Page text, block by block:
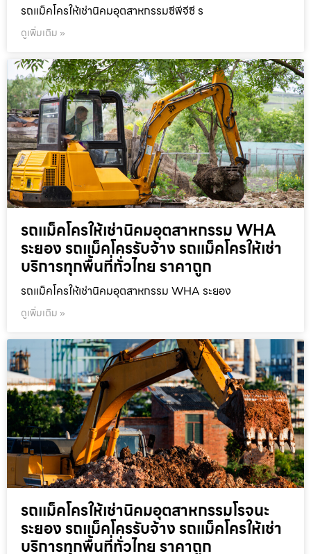
รถแม็คโครให้เช่านิคมอุตสาหกรรมซีพีจีซี ร
ดูเพิ่มเติม »
รถแม็คโครให้เช่านิคมอุตสาหกรรม WHA
ระยอง รถแม็คโครรับจ้าง รถแม็คโครให้เช่า
บริการทุกพื้นที่ทั่วไทย ราคาถูก
รถแม็คโครให้เช่านิคมอุตสาหกรรม WHA ระยอง
ดูเพิ่มเติม »
รถแม็คโครให้เช่านิคมอุตสาหกรรมโรจนะ
ระยอง รถแม็คโครรับจ้าง รถแม็คโครให้เช่า
บริการทุกพื้นที่ทั่วไทย ราคาถูก